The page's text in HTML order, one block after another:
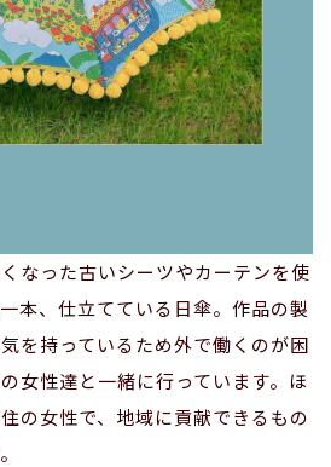
なった古いシーツやカーテンを使
本、仕立てている日傘。作品の製
を持っているため外で働くのが困
女性達と一緒に行っています。ほ
の女性で、地域に貢献できるもの